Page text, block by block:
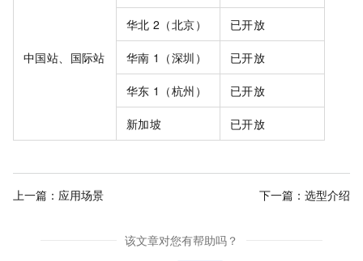
中国站、国际站
华北 2（北京） 已开放
华南 1（深圳） 已开放
华东 1（杭州） 已开放
新加坡 已开放
上一篇： 应用场景 下一篇： 选型介绍
该文章对您有帮助吗？